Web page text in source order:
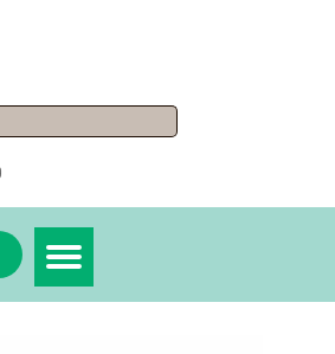
خروج از حساب کاربری